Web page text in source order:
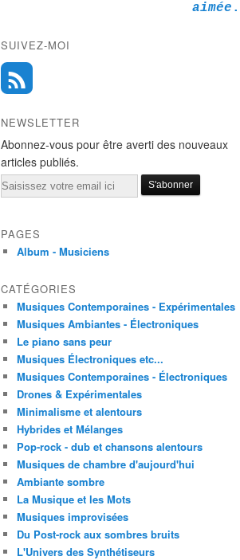
aimée .
SUIVEZ-MOI
NEWSLETTER
Abonnez-vous pour être averti des nouveaux
articles publiés.
Email
PAGES
Album - Musiciens
CATÉGORIES
Musiques Contemporaines - Expérimentales
Musiques Ambiantes - Électroniques
Le piano sans peur
Musiques Électroniques etc...
Musiques Contemporaines - Électroniques
Drones & Expérimentales
Minimalisme et alentours
Hybrides et Mélanges
Pop-rock - dub et chansons alentours
Musiques de chambre d'aujourd'hui
Ambiante sombre
La Musique et les Mots
Musiques improvisées
Du Post-rock aux sombres bruits
L'Univers des Synthétiseurs